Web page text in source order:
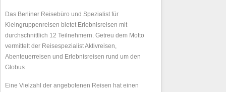
Das Berliner Reisebüro und Spezialist für
Kleingruppenreisen bietet Erlebnisreisen mit
durchschnittlich 12 Teilnehmern. Getreu dem Motto
vermittelt der Reisespezialist Aktivreisen,
Abenteuerreisen und Erlebnisreisen rund um den
Globus
Eine Vielzahl der angebotenen Reisen hat einen